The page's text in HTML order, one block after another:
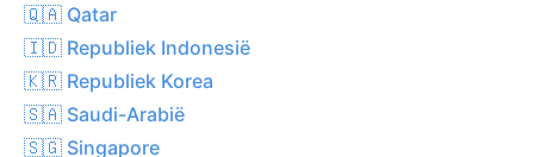
🇶🇦 Qatar
🇮🇩 Republiek Indonesië
🇰🇷 Republiek Korea
🇸🇦 Saudi-Arabië
🇸🇬 Singapore